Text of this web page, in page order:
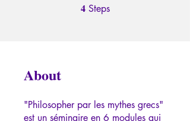
4 Steps
About
"Philosopher par les mythes grecs"
est un séminaire en 6 modules qui